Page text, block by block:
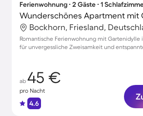
Ferienwohnung ∙ 2 Gäste ∙ 1
Wunderschönes Apartment mit
Bockhorn, Friesland,
Romantische Ferienwohnung mit Gartenidylle
für unvergessliche Zweisamkeit und
ab 45 €
pro Nacht
4.6